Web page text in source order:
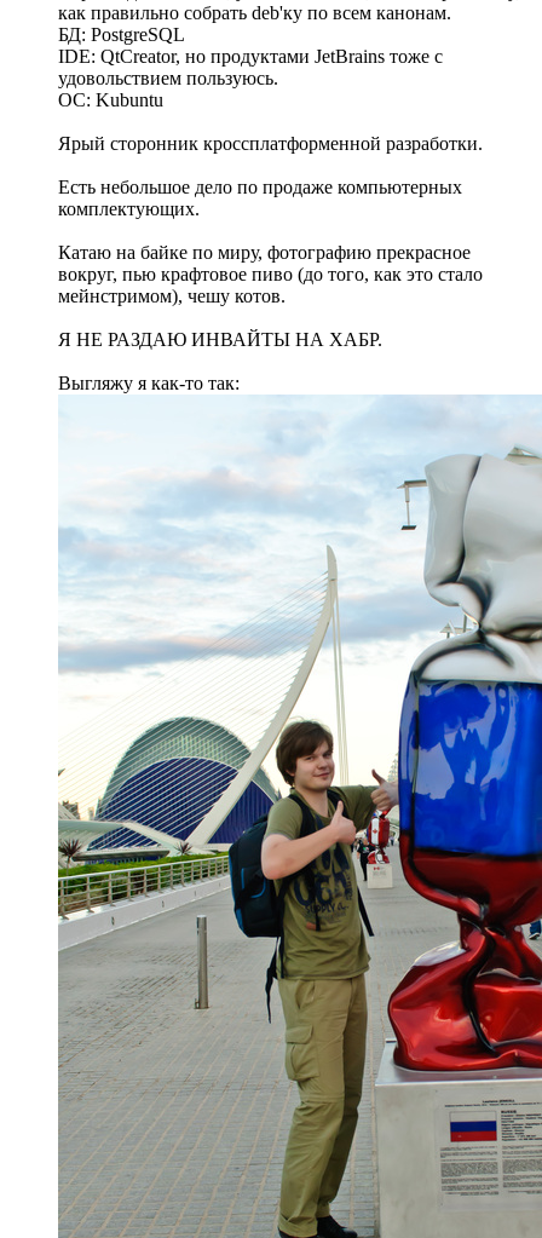
как правильно собрать deb'ку по всем канонам.
БД: PostgreSQL
IDE: QtCreator, но продуктами JetBrains тоже с
удовольствием пользуюсь.
ОС: Kubuntu
Ярый сторонник кроссплатформенной разработки.
Есть небольшое дело по продаже компьютерных
комплектующих.
Катаю на байке по миру, фотографию прекрасное
вокруг, пью крафтовое пиво (до того, как это стало
мейнстримом), чешу котов.
Я НЕ РАЗДАЮ ИНВАЙТЫ НА ХАБР.
Выгляжу я как-то так: